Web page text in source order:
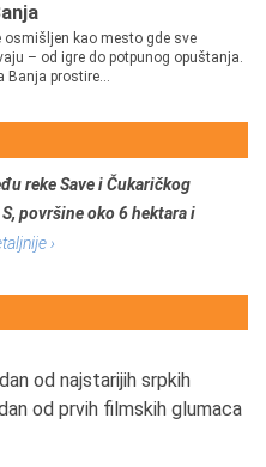
osmišljen kao mesto gde sve
– od igre do potpunog opuštanja.
Banja prostire...
reke Save i Čukaričkog
površine oko 6 hektara i
›
od najstarijih srpkih
od prvih filmskih glumaca